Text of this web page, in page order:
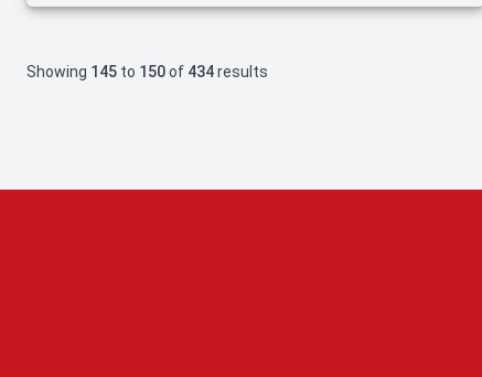
Showing 145 to 150of 434results